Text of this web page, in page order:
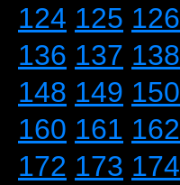
124 125 126
136 137 138
148 149 150
160 161 162
172 173 174